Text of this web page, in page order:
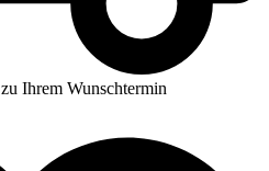
zu Ihrem Wunschtermin